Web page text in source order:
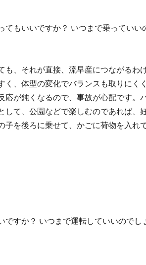
てもいいですか？ いつまで乗っていい
も、それが直接、流早産につながるわ
く、体型の変化でバランスも取りにく
応が鈍くなるので、事故が心配です。
して、公園などで楽しむのであれば、
子を後ろに乗せて、かごに荷物を入れ
ですか？ いつまで運転していいのでし